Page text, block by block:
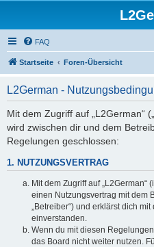
FAQ
Startseite Foren-Übersicht
L2German -
Mit dem Zugriff auf „L2German“
wird zwischen dir und dem
Regelungen geschlossen:
1. NUTZUNGSVERTRAG
Mit dem Zugriff auf „L2German“
einen Nutzungsvertrag mit dem
„Betreiber“) und erklärst dich
einverstanden.
Wenn du mit diesen
das Board nicht weiter nutzen.